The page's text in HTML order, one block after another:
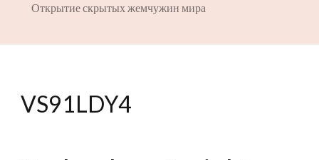
Открытие скрытых жемчужин мира
VS91LDY4